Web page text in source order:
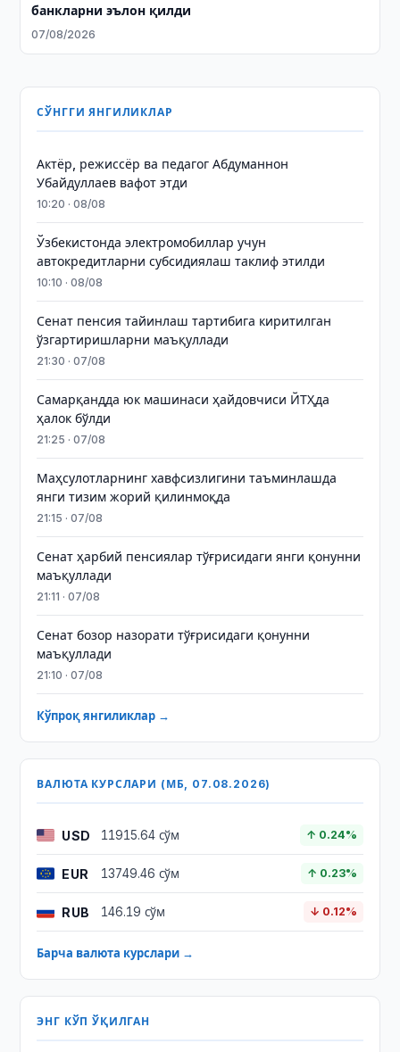
банкларни эълон қилди
07/08/2026
СЎНГГИ ЯНГИЛИКЛАР
Актёр, режиссёр ва педагог Абдуманнон
Убайдуллаев вафот этди
10:20 · 08/08
Ўзбекистонда электромобиллар учун
автокредитларни субсидиялаш таклиф этилди
10:10 · 08/08
Сенат пенсия тайинлаш тартибига киритилган
ўзгартиришларни маъқуллади
21:30 · 07/08
Самарқандда юк машинаси ҳайдовчиси ЙТҲда
ҳалок бўлди
21:25 · 07/08
Маҳсулотларнинг хавфсизлигини таъминлашда
янги тизим жорий қилинмоқда
21:15 · 07/08
Сенат ҳарбий пенсиялар тўғрисидаги янги қонунни
маъқуллади
21:11 · 07/08
Сенат бозор назорати тўғрисидаги қонунни
маъқуллади
21:10 · 07/08
Кўпроқ янгиликлар →
ВАЛЮТА КУРСЛАРИ (МБ, 07.08.2026)
USD 11915.64 сўм ↑ 0.24%
EUR 13749.46 сўм ↑ 0.23%
RUB 146.19 сўм ↓ 0.12%
Барча валюта курслари →
ЭНГ КЎП ЎҚИЛГАН